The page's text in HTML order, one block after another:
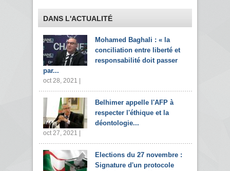
DANS L'ACTUALITÉ
Mohamed Baghali : « la
conciliation entre liberté et
responsabilité doit passer
par...
oct 28, 2021 |
Belhimer appelle l'AFP à
respecter l'éthique et la
déontologie...
oct 27, 2021 |
Elections du 27 novembre :
Signature d'un protocole